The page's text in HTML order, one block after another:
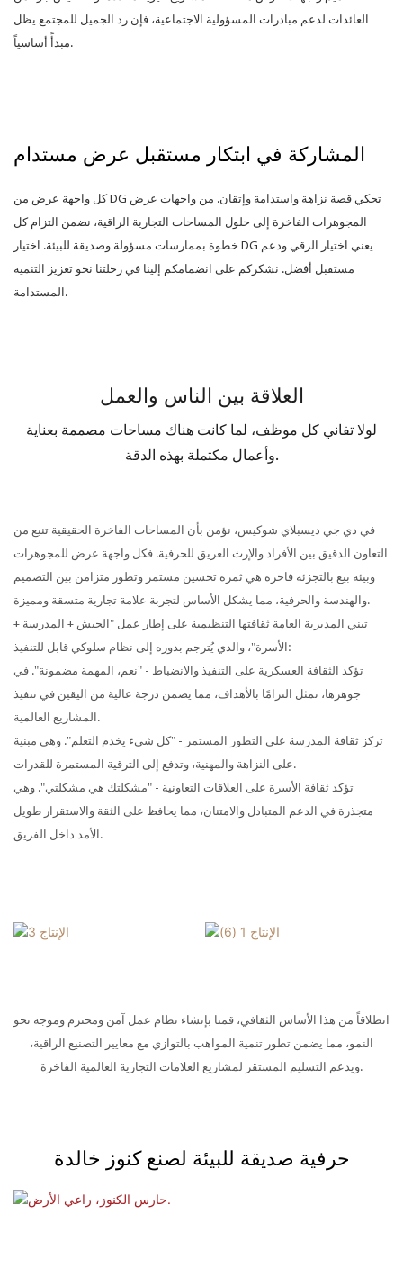
العائدات لدعم مبادرات المسؤولية الاجتماعية، فإن رد الجميل للمجتمع يظل
مبدأً أساسياً.
المشاركة في ابتكار مستقبل عرض مستدام
كل واجهة عرض من DG تحكي قصة نزاهة واستدامة وإتقان. من واجهات عرض
المجوهرات الفاخرة إلى حلول المساحات التجارية الراقية، نضمن التزام كل
خطوة بممارسات مسؤولة وصديقة للبيئة. اختيار DG يعني اختيار الرقي ودعم
مستقبل أفضل. نشكركم على انضمامكم إلينا في رحلتنا نحو تعزيز التنمية
المستدامة.
العلاقة بين الناس والعمل
لولا تفاني كل موظف، لما كانت هناك مساحات مصممة بعناية
وأعمال مكتملة بهذه الدقة.
في دي جي ديسبلاي شوكيس، نؤمن بأن المساحات الفاخرة الحقيقية تنبع من
التعاون الدقيق بين الأفراد والإرث العريق للحرفية. فكل واجهة عرض للمجوهرات
وبيئة بيع بالتجزئة فاخرة هي ثمرة تحسين مستمر وتطور متزامن بين التصميم
والهندسة والحرفية، مما يشكل الأساس لتجربة علامة تجارية متسقة ومميزة.
تبني المديرية العامة ثقافتها التنظيمية على إطار عمل "الجيش + المدرسة +
الأسرة"، والذي يُترجم بدوره إلى نظام سلوكي قابل للتنفيذ:
تؤكد الثقافة العسكرية على التنفيذ والانضباط - "نعم، المهمة مضمونة". في
جوهرها، تمثل التزامًا بالأهداف، مما يضمن درجة عالية من اليقين في تنفيذ
المشاريع العالمية.
تركز ثقافة المدرسة على التطور المستمر - "كل شيء يخدم التعلم". وهي مبنية
على النزاهة والمهنية، وتدفع إلى الترقية المستمرة للقدرات.
تؤكد ثقافة الأسرة على العلاقات التعاونية - "مشكلتك هي مشكلتي". وهي
متجذرة في الدعم المتبادل والامتنان، مما يحافظ على الثقة والاستقرار طويل
الأمد داخل الفريق.
انطلاقاً من هذا الأساس الثقافي، قمنا بإنشاء نظام عمل آمن ومحترم وموجه نحو
النمو، مما يضمن تطور تنمية المواهب بالتوازي مع معايير التصنيع الراقية،
ويدعم التسليم المستقر لمشاريع العلامات التجارية العالمية الفاخرة.
حرفية صديقة للبيئة لصنع كنوز خالدة